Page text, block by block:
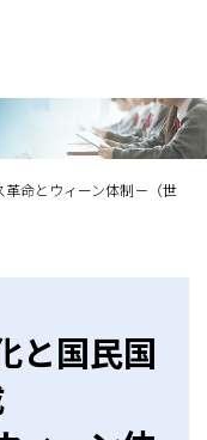
命とウィーン体制－（世
と国民国